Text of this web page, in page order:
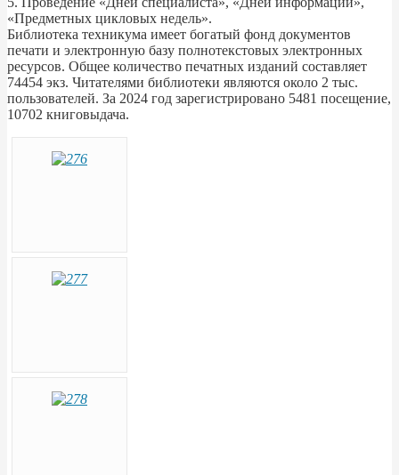
«Предметных цикловых недель».
Библиотека техникума имеет богатый фонд документов
печати и электронную базу полнотекстовых электронных
ресурсов. Общее количество печатных изданий составляет
74454 экз. Читателями библиотеки являются около 2 тыс.
пользователей. За 2024 год зарегистрировано 5481 посещение,
10702 книговыдача.